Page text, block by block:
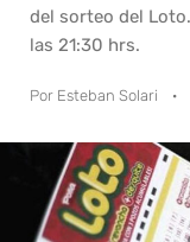
del sorteo del
las 21:30 hrs.
Por Esteban Solari ·